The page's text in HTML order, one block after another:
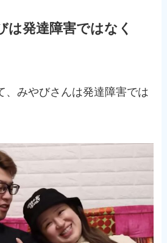
は発達障害ではなく
、みやびさんは発達障害では